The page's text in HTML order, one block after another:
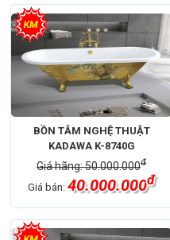
BỒN TẮM NGHỆ THUẬT
KADAWA K-8740G
Giá hãng: 50.000.000đ
Giá bán:40.000.000đ